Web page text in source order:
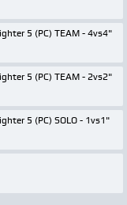
5 (PC) TEAM - 4vs4"
5 (PC) TEAM - 2vs2"
5 (PC) SOLO - 1vs1"